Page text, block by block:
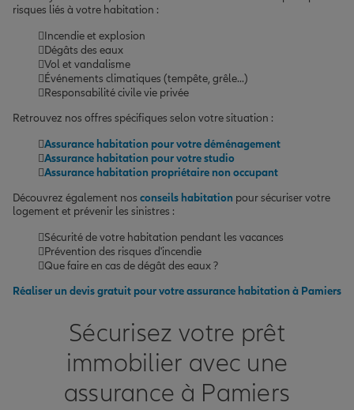
risques liés à votre habitation :
Incendie et explosion
Dégâts des eaux
Vol et vandalisme
Événements climatiques (tempête, grêle...)
Responsabilité civile vie privée
Retrouvez nos offres spécifiques selon votre situation :
Assurance habitation pour votre déménagement
Assurance habitation pour votre studio
Assurance habitation propriétaire non occupant
Découvrez également nos conseils habitation pour sécuriser votre
logement et prévenir les sinistres :
Sécurité de votre habitation pendant les vacances
Prévention des risques d'incendie
Que faire en cas de dégât des eaux ?
Réaliser un devis gratuit pour votre assurance habitation à Pamiers
Sécurisez votre prêt
immobilier avec une
assurance à Pamiers